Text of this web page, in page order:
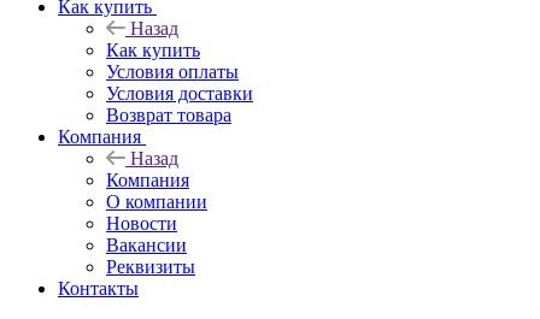
Как купить
Назад
Как купить
Условия оплаты
Условия доставки
Возврат товара
Компания
Назад
Компания
О компании
Новости
Вакансии
Реквизиты
Контакты